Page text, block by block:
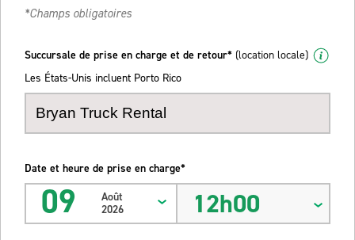
*Champs obligatoires
Succursale de prise en charge et de retour* (location locale)
Les États-Unis incluent Porto Rico
Date et heure de prise en charge*
09
Août
2026
12h00